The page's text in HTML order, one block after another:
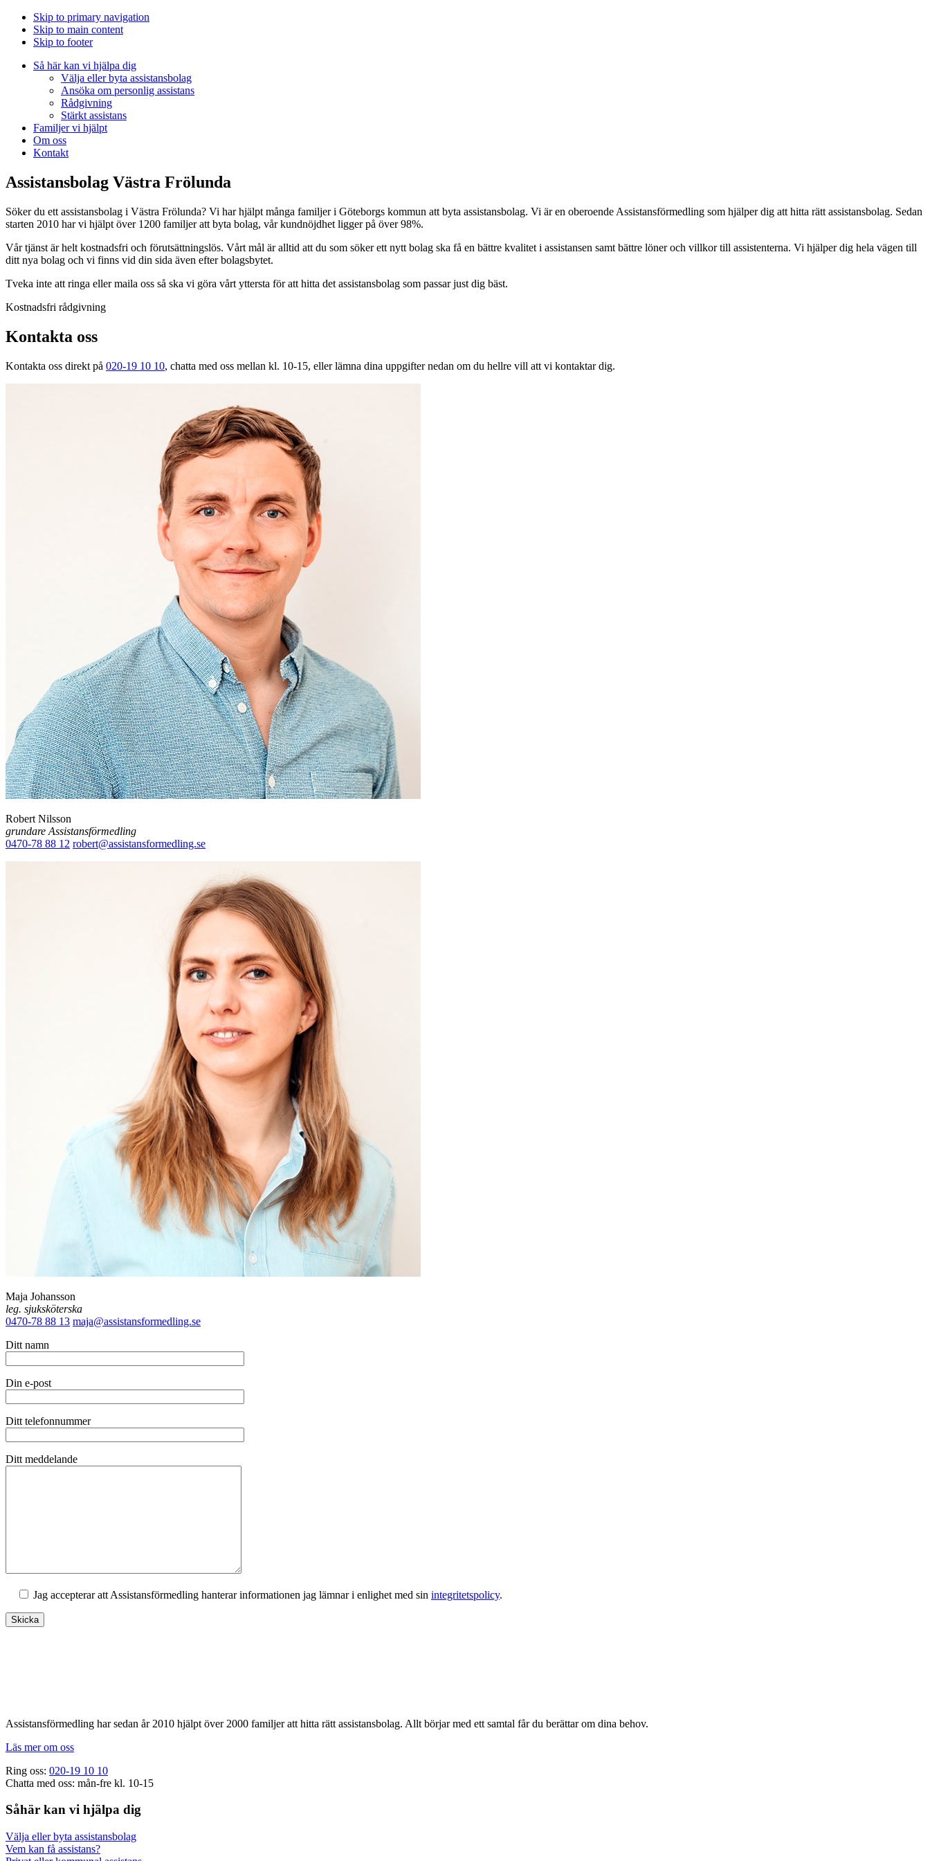
Skip to primary navigation
Skip to main content
Skip to footer
Så här kan vi hjälpa dig
Välja eller byta assistansbolag
Ansöka om personlig assistans
Rådgivning
Stärkt assistans
Familjer vi hjälpt
Om oss
Kontakt
Assistansbolag Västra Frölunda
Söker du ett assistansbolag i Västra Frölunda? Vi har hjälpt många familjer i Göteborgs kommun att byta assistansbolag. Vi är en oberoende Assistansförmedling som hjälper dig att hitta rätt assistansbolag. Sedan
starten 2010 har vi hjälpt över 1200 familjer att byta bolag, vår kundnöjdhet ligger på över 98%.
Vår tjänst är helt kostnadsfri och förutsättningslös. Vårt mål är alltid att du som söker ett nytt bolag ska få en bättre kvalitet i assistansen samt bättre löner och villkor till assistenterna. Vi hjälper dig hela vägen till
ditt nya bolag och vi finns vid din sida även efter bolagsbytet.
Tveka inte att ringa eller maila oss så ska vi göra vårt yttersta för att hitta det assistansbolag som passar just dig bäst.
Kostnadsfri rådgivning
Kontakta oss
Kontakta oss direkt på 020-19 10 10, chatta med oss mellan kl. 10-15, eller lämna dina uppgifter nedan om du hellre vill att vi kontaktar dig.
Robert Nilsson
grundare Assistansförmedling
0470-78 88 12 robert@assistansformedling.se
Maja Johansson
leg. sjuksköterska
0470-78 88 13 maja@assistansformedling.se
Ditt namn
Din e-post
Ditt telefonnummer
Ditt meddelande
Jag accepterar att Assistansförmedling hanterar informationen jag lämnar i enlighet med sin integritetspolicy.
Assistansförmedling har sedan år 2010 hjälpt över 2000 familjer att hitta rätt assistansbolag. Allt börjar med ett samtal får du berättar om dina behov.
Läs mer om oss
Ring oss: 020-19 10 10
Chatta med oss: mån-fre kl. 10-15
Såhär kan vi hjälpa dig
Välja eller byta assistansbolag
Vem kan få assistans?